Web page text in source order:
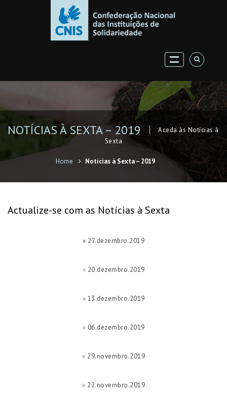
NOTÍCIAS À SEXTA – 2019
Aceda às Notícias à
Sexta
Home Notícias à Sexta – 2019
Actualize-se com as Notícias à Sexta
» 27.dezembro.2019
» 20.dezembro.2019
» 13.dezembro.2019
» 06.dezembro.2019
» 29.novembro.2019
» 22.novembro.2019